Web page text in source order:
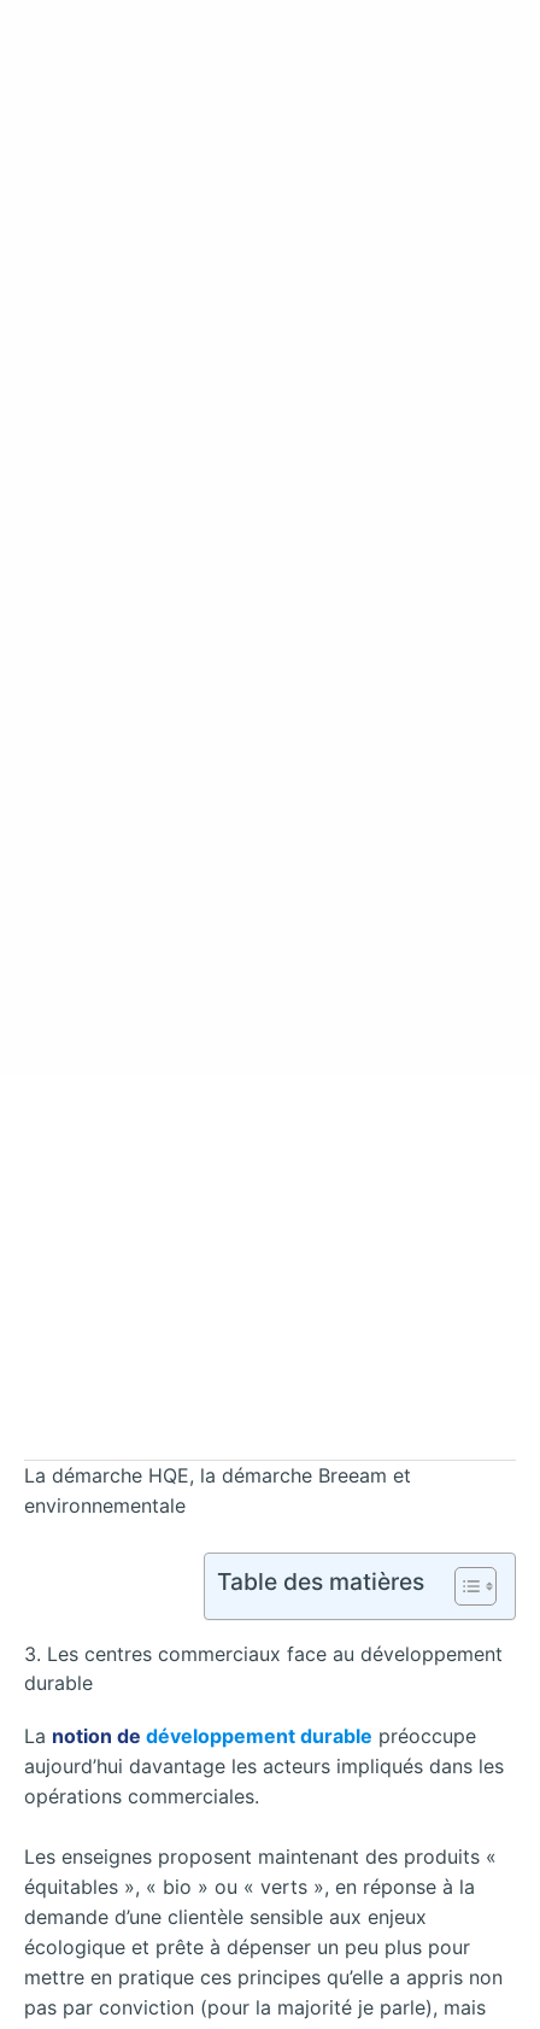
La démarche HQE, la démarche Breeam et
environnementale
Table des matières
3. Les centres commerciaux face au développement
durable
La notion de développement durable préoccupe
aujourd’hui davantage les acteurs impliqués dans les
opérations commerciales.
Les enseignes proposent maintenant des produits «
équitables », « bio » ou « verts », en réponse à la
demande d’une clientèle sensible aux enjeux
écologique et prête à dépenser un peu plus pour
mettre en pratique ces principes qu’elle a appris non
pas par conviction (pour la majorité je parle), mais